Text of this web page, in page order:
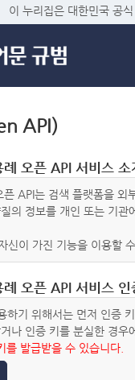
이 누리집은 대한민국 공
API)
오픈 API 서비스 소
API는 검색 플랫폼을
의 정보를 개인 또는 기
신이 가진 기능을 이용할
오픈 API 서비스 인
하기 위해서는 먼저 인증
나 인증 키를 분실한 경우
발급받을 수 있습니다.